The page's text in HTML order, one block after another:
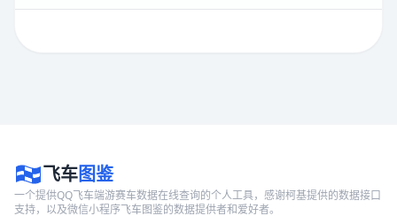
飞车图鉴
一个提供QQ飞车端游赛车数据在线查询的个人工具，感谢柯基提供的数据接口
支持，以及微信小程序飞车图鉴的数据提供者和爱好者。